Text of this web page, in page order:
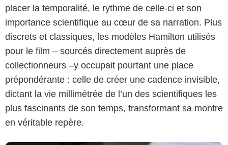
placer la temporalité, le rythme de celle-ci et son
importance scientifique au cœur de sa narration. Plus
discrets et classiques, les modèles Hamilton utilisés
pour le film – sourcés directement auprès de
collectionneurs –y occupait pourtant une place
prépondérante : celle de créer une cadence invisible,
dictant la vie millimétrée de l’un des scientifiques les
plus fascinants de son temps, transformant sa montre
en véritable repère.